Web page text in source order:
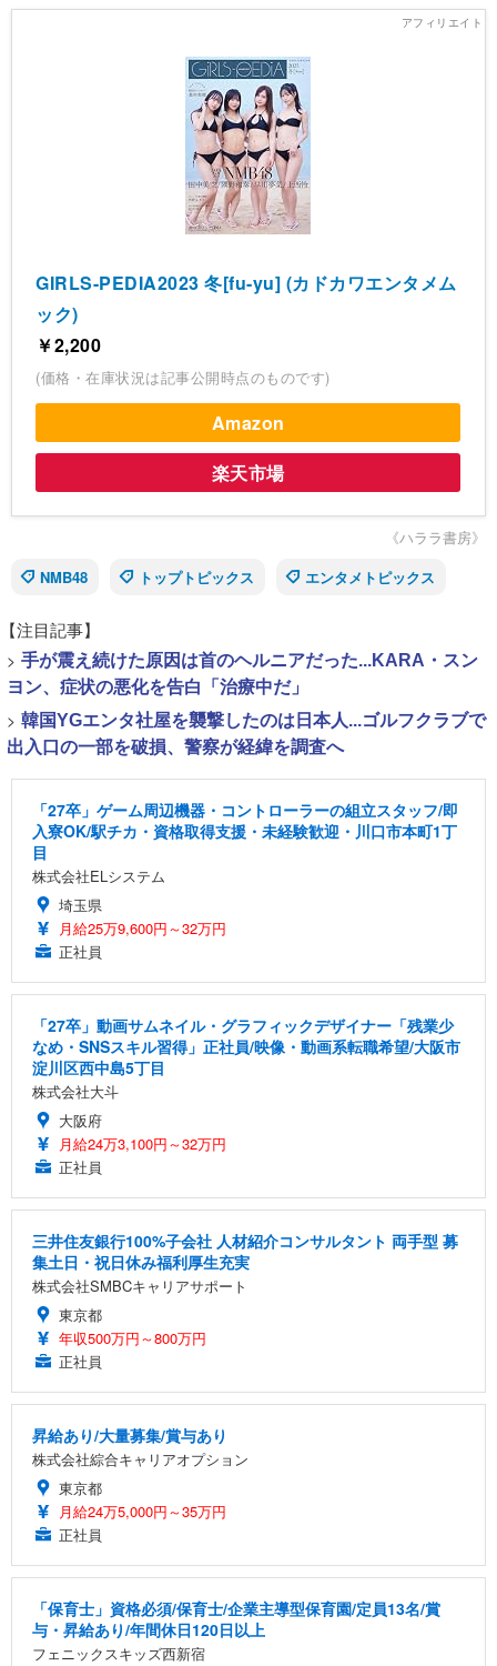
GIRLS-PEDIA2023 冬[fu-yu] (カドカワエンタメム
ック)
￥2,200
(価格・在庫状況は記事公開時点のものです)
Amazon
楽天市場
《ハララ書房》
NMB48
トップトピックス エンタメトピックス
【注目記事】
> 手が震え続けた原因は首のヘルニアだった...KARA・スン
ヨン、症状の悪化を告白「治療中だ」
> 韓国YGエンタ社屋を襲撃したのは日本人...ゴルフクラブで
出入口の一部を破損、警察が経緯を調査へ
「27卒」ゲーム周辺機器・コントローラーの組立スタッフ/即
入寮OK/駅チカ・資格取得支援・未経験歓迎・川口市本町1丁
目
株式会社ELシステム
埼玉県
月給25万9,600円～32万円
正社員
「27卒」動画サムネイル・グラフィックデザイナー「残業少
なめ・SNSスキル習得」正社員/映像・動画系転職希望/大阪市
淀川区西中島5丁目
株式会社大斗
大阪府
月給24万3,100円～32万円
正社員
三井住友銀行100%子会社 人材紹介コンサルタント 両手型 募
集土日・祝日休み福利厚生充実
株式会社SMBCキャリアサポート
東京都
年収500万円～800万円
正社員
昇給あり/大量募集/賞与あり
株式会社綜合キャリアオプション
東京都
月給24万5,000円～35万円
正社員
「保育士」資格必須/保育士/企業主導型保育園/定員13名/賞
与・昇給あり/年間休日120日以上
フェニックスキッズ西新宿